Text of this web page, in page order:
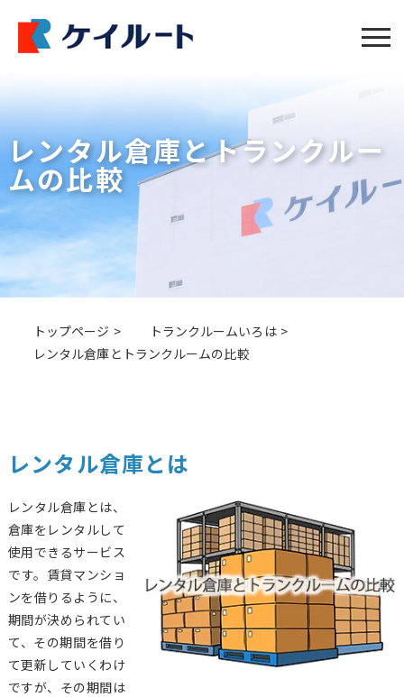
レンタル倉庫とトランクルー
ムの比較
トップページ
トランクルームいろは
レンタル倉庫とトランクルームの比較
レンタル倉庫とは
レンタル倉庫とは、
倉庫をレンタルして
使用できるサービス
です。賃貸マンショ
ンを借りるように、
期間が決められてい
て、その期間を借り
て更新していくわけ
ですが、その期間は